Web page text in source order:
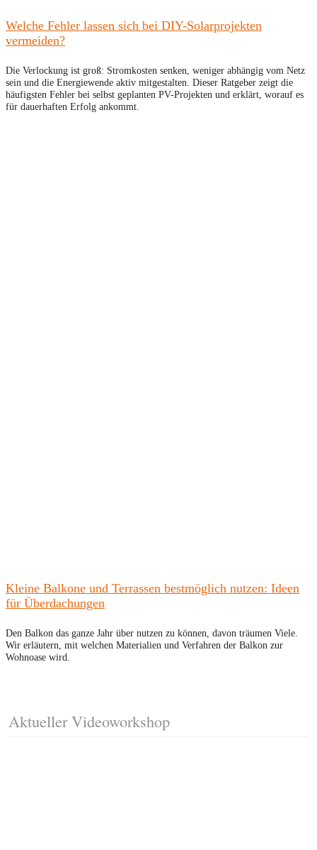
Welche Fehler lassen sich bei DIY-Solarprojekten
vermeiden?
Die Verlockung ist groß: Stromkosten senken, weniger abhängig vom Netz
sein und die Energiewende aktiv mitgestalten. Dieser Ratgeber zeigt die
häufigsten Fehler bei selbst geplanten PV-Projekten und erklärt, worauf es
für dauerhaften Erfolg ankommt.
Kleine Balkone und Terrassen bestmöglich nutzen: Ideen
für Überdachungen
Den Balkon das ganze Jahr über nutzen zu können, davon träumen Viele.
Wir erläutern, mit welchen Materialien und Verfahren der Balkon zur
Wohnoase wird.
Aktueller Videoworkshop